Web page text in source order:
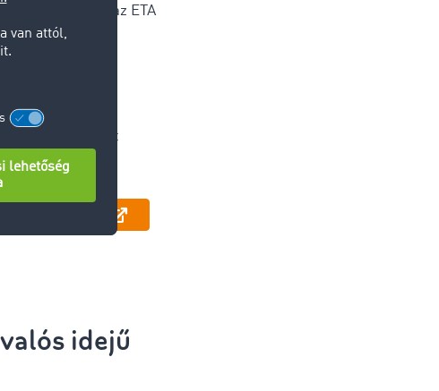
vagy csak az ETA
kommunikáció
integráció a saját
eszközbe
egyeztetni
idejű